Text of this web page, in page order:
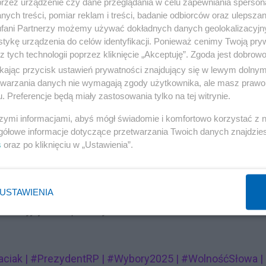
Reklama
niż tylko medialna wpadka czy awantura. To
debaty a faktyczną kontrolą redakcyjną, zwłaszcza gdy
Putina. Wyproszenie kandydata na prezydenta w
gestem o ogromnym ładunku emocjonalnym i
pan Maciak, sposób, w jaki zakończono jego
demokratycznego i dla obywateli, którzy poparli tę
wizerunek miejsca wolnej debaty, istnieją tematy
które dalekie są od ideałów dziennikarskiej etyki i
o tym, jak łatwo wolność słowa może zderzyć się z
czyjejś dezaprobaty.
| #PrezydentRP | #Wybory2025 | #WolnośćSłowa |
treści, pomiar reklam i treści, badanie odbiorców oraz
Partnerzy możemy używać dokładnych danych
urządzenia do celów identyfikacji. Ponieważ cenimy Twoją
tych technologii poprzez kliknięcie „Akceptuję”. Zgoda jest
przycisk ustawień prywatności znajdujący się w lewym
danych nie wymagają zgody użytkownika, ale masz
Preferencje będą miały zastosowania tylko na tej witrynie.
informacjami, abyś mógł świadomie i komfortowo korzystać z
informacje dotyczące przetwarzania Twoich danych
oraz po kliknięciu w „Ustawienia”.
USTAWIENIA